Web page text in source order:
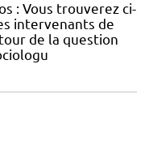
: Vous trouverez ci-
intervenants de
de la question